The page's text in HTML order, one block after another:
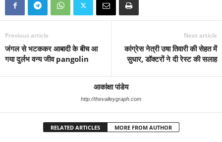
Previous article
जंगल से भटककर आबादी के बीच आ
गया दुर्लभ वन्य जीव pangolin
Next article
कांग्रेस नेत्री उषा तिवारी की सेहत में
सुधार, डॉक्टरों ने दी रेस्ट की सलाह
आकांक्षा पांडेय
http://thevalleygraph.com
RELATED ARTICLES MORE FROM AUTHOR